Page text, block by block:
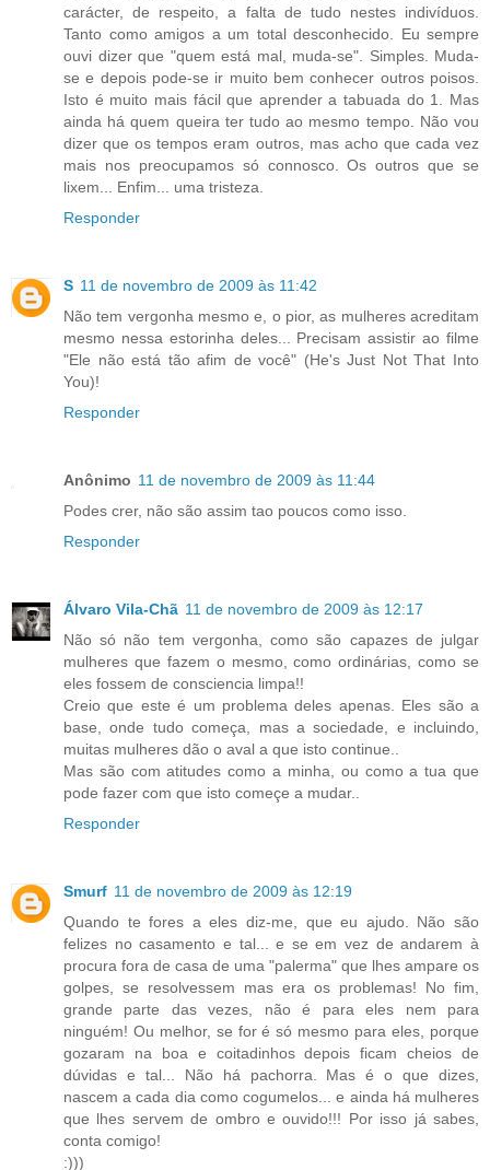
carácter, de respeito, a falta de tudo nestes indivíduos.
Tanto como amigos a um total desconhecido. Eu sempre
ouvi dizer que "quem está mal, muda-se". Simples. Muda-
se e depois pode-se ir muito bem conhecer outros poisos.
Isto é muito mais fácil que aprender a tabuada do 1. Mas
ainda há quem queira ter tudo ao mesmo tempo. Não vou
dizer que os tempos eram outros, mas acho que cada vez
mais nos preocupamos só connosco. Os outros que se
lixem... Enfim... uma tristeza.
Responder
S 11 de novembro de 2009 às 11:42
Não tem vergonha mesmo e, o pior, as mulheres acreditam
mesmo nessa estorinha deles... Precisam assistir ao filme
"Ele não está tão afim de você" (He's Just Not That Into
You)!
Responder
Anônimo 11 de novembro de 2009 às 11:44
Podes crer, não são assim tao poucos como isso.
Responder
Álvaro Vila-Chã 11 de novembro de 2009 às 12:17
Não só não tem vergonha, como são capazes de julgar
mulheres que fazem o mesmo, como ordinárias, como se
eles fossem de consciencia limpa!!
Creio que este é um problema deles apenas. Eles são a
base, onde tudo começa, mas a sociedade, e incluindo,
muitas mulheres dão o aval a que isto continue..
Mas são com atitudes como a minha, ou como a tua que
pode fazer com que isto começe a mudar..
Responder
Smurf 11 de novembro de 2009 às 12:19
Quando te fores a eles diz-me, que eu ajudo. Não são
felizes no casamento e tal... e se em vez de andarem à
procura fora de casa de uma "palerma" que lhes ampare os
golpes, se resolvessem mas era os problemas! No fim,
grande parte das vezes, não é para eles nem para
ninguém! Ou melhor, se for é só mesmo para eles, porque
gozaram na boa e coitadinhos depois ficam cheios de
dúvidas e tal... Não há pachorra. Mas é o que dizes,
nascem a cada dia como cogumelos... e ainda há mulheres
que lhes servem de ombro e ouvido!!! Por isso já sabes,
conta comigo!
:)))